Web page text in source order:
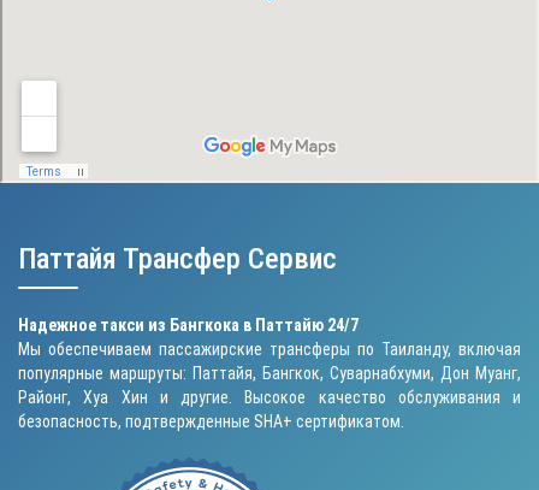
Паттайя Трансфер Сервис
Надежное такси из Бангкока в Паттайю 24/7
Мы обеспечиваем пассажирские трансферы по Таиланду, включая
популярные маршруты: Паттайя, Бангкок, Суварнабхуми, Дон Муанг,
Районг, Хуа Хин и другие. Высокое качество обслуживания и
безопасность, подтвержденные SHA+ сертификатом.